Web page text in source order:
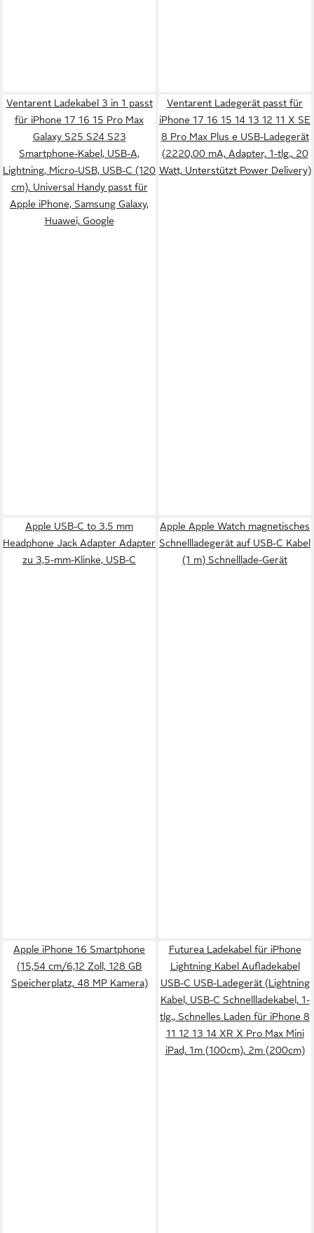
Ventarent Ladekabel 3 in 1 passt
für iPhone 17 16 15 Pro Max
Galaxy S25 S24 S23
Smartphone-Kabel, USB-A,
Lightning, Micro-USB, USB-C (120
cm), Universal Handy passt für
Apple iPhone, Samsung Galaxy,
Huawei, Google
Ventarent Ladegerät passt für
iPhone 17 16 15 14 13 12 11 X SE
8 Pro Max Plus e USB-Ladegerät
(2220,00 mA, Adapter, 1-tlg., 20
Watt, Unterstützt Power Delivery)
Apple USB-C to 3.5 mm
Headphone Jack Adapter Adapter
zu 3,5-mm-Klinke, USB-C
Apple Apple Watch magnetisches
Schnellladegerät auf USB‑C Kabel
(1 m) Schnelllade-Gerät
Apple iPhone 16 Smartphone
(15,54 cm/6,12 Zoll, 128 GB
Speicherplatz, 48 MP Kamera)
Futurea Ladekabel für iPhone
Lightning Kabel Aufladekabel
USB-C USB-Ladegerät (Lightning
Kabel, USB-C Schnellladekabel, 1-
tlg., Schnelles Laden für iPhone 8
11 12 13 14 XR X Pro Max Mini
iPad, 1m (100cm), 2m (200cm)